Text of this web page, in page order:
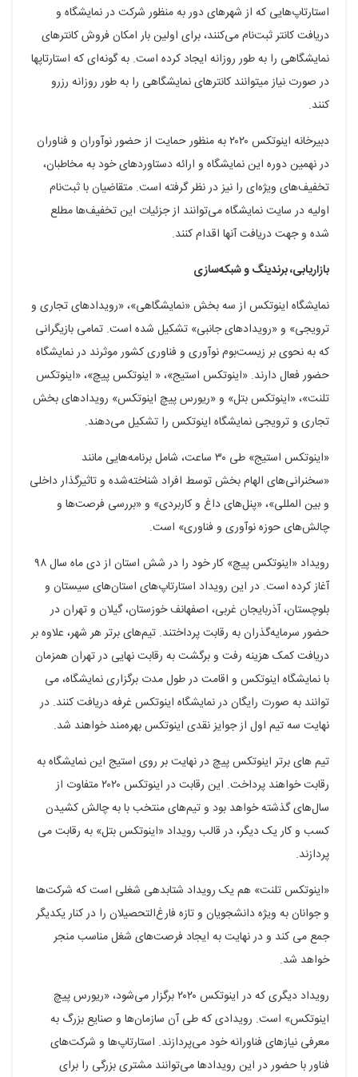
استارتاپ‌هایی که از شهرهای دور به منظور شرکت در نمایشگاه و
دریافت کانتر ثبت‌نام می‌کنند، برای اولین بار امکان فروش کانترهای
نمایشگاهی را به طور روزانه ایجاد کرده است. به گونه‌ای که استارتاپ‎ها
در صورت نیاز می‎توانند کانترهای نمایشگاهی را به طور روزانه رزرو
کنند.
دبیرخانه اینوتکس ۲۰۲۰ به منظور حمایت از حضور نوآوران و فناوران
در نهمین دوره این نمایشگاه و ارائه دستاوردهای خود به مخاطبان،
تخفیف‌های ویژه‌ای را نیز در نظر گرفته است. متقاضیان با ثبت‌نام
اولیه در سایت نمایشگاه می‌توانند از جزئیات این تخفیف‌ها مطلع
شده و جهت دریافت آنها اقدام کنند.
بازاریابی، برندینگ و شبکه‌سازی
نمایشگاه اینوتکس از سه بخش «نمایشگاهی»، «رویدادهای تجاری و
ترویجی» و «رویدادهای جانبی» تشکیل شده است. تمامی بازیگرانی
که به نحوی بر زیست‌بوم نوآوری و فناوری کشور موثرند در نمایشگاه
حضور فعال دارند. «اینوتکس استیج»، « اینوتکس پیچ»، «اینوتکس
تلنت»، «اینوتکس بتل» و «ریورس پیچ اینوتکس» رویدادهای بخش
تجاری و ترویجی نمایشگاه اینوتکس را تشکیل می‌دهند.
«اینوتکس استیج» طی ۳۰ ساعت، شامل برنامه‌هایی مانند
«سخنرانی‌های الهام بخش توسط افراد شناخته‌شده و تاثیرگذار داخلی
و بین المللی»، «پنل‌های داغ و کاربردی» و «بررسی فرصت‌ها و
چالش‌های حوزه نوآوری و فناوری» است.
رویداد «اینوتکس پیچ» کار خود را در شش استان از دی ماه سال ۹۸
آغاز کرده است. در این رویداد استارتاپ‌های استان‌های سیستان و
بلوچستان، آذربایجان غربی، اصفهانف خوزستان، گیلان و تهران در
حضور سرمایه‌گذران به رقابت پرداختند. تیم‌های برتر هر شهر، علاوه بر
دریافت کمک هزینه رفت و برگشت به رقابت نهایی در تهران همزمان
با نمایشگاه اینوتکس و اقامت در طول مدت برگزاری نمایشگاه، می
توانند به صورت رایگان در نمایشگاه اینوتکس غرفه دریافت کنند. در
نهایت سه تیم اول از جوایز نقدی اینوتکس بهره‌مند خواهند شد.
تیم های برتر اینوتکس پیچ در نهایت بر روی استیج این نمایشگاه به
رقابت خواهند پرداخت. این رقابت در اینوتکس ۲۰۲۰ متفاوت از
سال‌های گذشته خواهد بود و تیم‌های منتخب با به چالش کشیدن
کسب و کار یک دیگر، در قالب رویداد «اینوتکس بتل» به رقابت می
پردازند.
«اینوتکس تلنت» هم یک رویداد شتابدهی شغلی است که شرکت‌ها
و جوانان به ‌ویژه دانشجویان و تازه فارغ‌التحصیلان را در کنار یکدیگر
جمع می کند و در نهایت به ایجاد فرصت‌های شغل مناسب منجر
خواهد شد.
رویداد دیگری که در اینوتکس ۲۰۲۰ برگزار می‌شود، «ریورس پیچ
اینوتکس» است. رویدادی که طی آن سازمان‌ها و صنایع بزرگ به
معرفی نیازهای فناورانه خود می‌پردازند. استارتاپ‌ها و شرکت‌های
فناور با حضور در این رویدادها می‌توانند مشتری بزرگی را برای